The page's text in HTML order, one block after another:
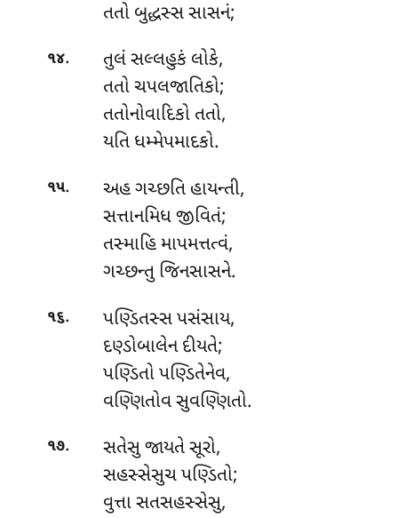
તતો બુદ્ધસ્સ સાસનં;
૧૪. તુલંસલ્લહુકં લોકે,
તતો ચપલજાતિકો;
તતોનોવાદિકો તતો,
યતિ ધમ્મેપમાદકો.
૧૫.
અહ ગચ્છતિ હાયન્તી,
સત્તાનમિધ જીવિતં;
તસ્માહિ માપમત્તત્વં,
ગચ્છન્તુ જિનસાસને.
૧૬.
પણ્ડિતસ્સ પસંસાય,
દણ્ડોબાલેન દીયતે;
પણ્ડિતો પણ્ડિતેનેવ,
વણ્ણિતોવ સુવણ્ણિતો.
૧૭. સતેસુજાયતે સૂરો,
સહસ્સેસુચ પણ્ડિતો;
વુત્તા સતસહસ્સેસુ,